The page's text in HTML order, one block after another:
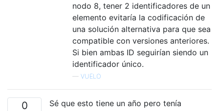
nodo 8, tener 2 identificadores de un
elemento evitaría la codificación de
una solución alternativa para que sea
compatible con versiones anteriores.
Si bien ambas ID seguirían siendo un
identificador único.
— VUELO
0
Sé que esto tiene un año pero tenía